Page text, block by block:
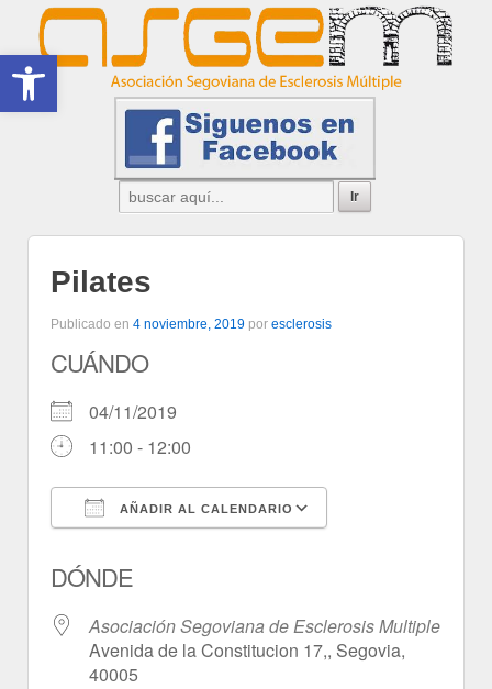
Abrir barra de herramientas
Pilates
Publicado en 4 noviembre, 2019 por esclerosis
CUÁNDO
04/11/2019
11:00 - 12:00
AÑADIR AL CALENDARIO
DÓNDE
Asociación Segoviana de Esclerosis Multiple
Avenida de la Constitucion 17,, Segovia,
40005